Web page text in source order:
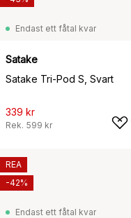
Endast ett fåtal kvar
Satake
Satake Tri-Pod S, Svart
339 kr
Rek. 599 kr
Endast ett fåtal kvar
REA
-42%